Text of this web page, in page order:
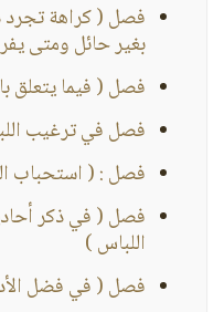
فصل ( كراهة تجرد
بغير حائل ومتى
فصل ( فيما يتعلق
فصل في ترغيب
فصل : ( استحباب
فصل ( في ذكر
اللباس )
فصل ( في فضل